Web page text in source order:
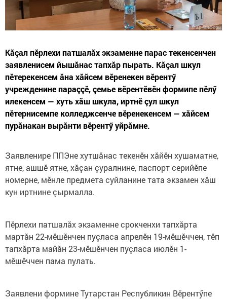
Кăçал пӗрлехи патшалăх экзаменне парас текенсенчен
заявленисем йышăнас тапхăр пырать. Кăçал шкул
пӗтерекенсем ăна хăйсем вӗренекен вӗрентӳ
учрежденине параççӗ, çемье вӗрентӗвӗн формипе пӗлӳ
илекенсем — хуть хăш шкула, иртнӗ çул шкул
пӗтернисемпе колледжсенче вӗренекенсем — хăйсем
пурăнакан вырăнти вӗрентӳ уйрăмне.
Заявленире ППЭне хутшăнас текенӗн хăйӗн хушаматне,
ятне, ашшӗ ятне, хăçан çуралнине, паспорт серийӗпе
номерне, мӗнле предмета суйланине тата экзамен хăш
кун иртнине çырмалла.
Пӗрлехи патшалăх экзаменне срокченхи тапхăрта
мартăн 22-мӗшӗнчен пуçласа апрелӗн 19-мӗшӗччен, тӗп
тапхăрта майăн 23-мӗшӗнчен пуçласа июлӗн 1-
мӗшӗччен пама пулать.
Заявлени формине Тутарстан Республикин Вӗрентӳпе